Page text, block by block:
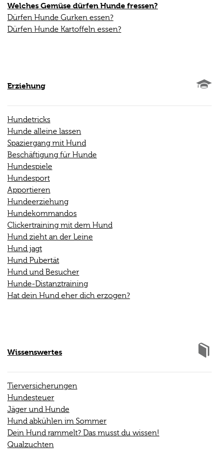
Welches Gemüse dürfen Hunde fressen?
Dürfen Hunde Gurken essen?
Dürfen Hunde Kartoffeln essen?
Erziehung
Hundetricks
Hunde alleine lassen
Spaziergang mit Hund
Beschäftigung für Hunde
Hundespiele
Hundesport
Apportieren
Hundeerziehung
Hundekommandos
Clickertraining mit dem Hund
Hund zieht an der Leine
Hund jagt
Hund Pubertät
Hund und Besucher
Hunde-Distanztraining
Hat dein Hund eher dich erzogen?
Wissenswertes
Tierversicherungen
Hundesteuer
Jäger und Hunde
Hund abkühlen im Sommer
Dein Hund rammelt? Das musst du wissen!
Qualzuchten